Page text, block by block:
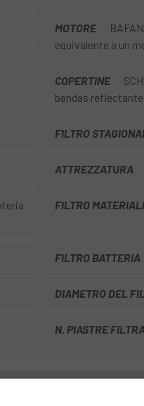
MOTORE
equivalente a un
COPERTINE
bandas
FILTRO
ATTREZZATURA
FILTRO
FILTRO BATTERIA
DIAMETRO DEL
N. PIASTRE